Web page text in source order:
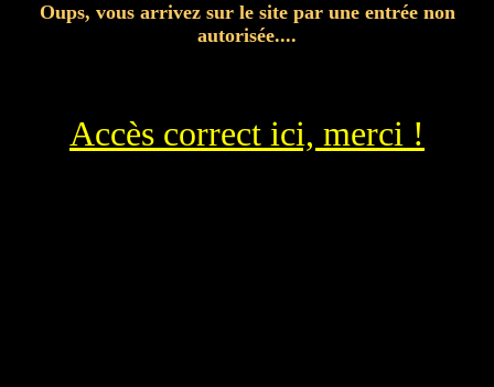
Oups, vous arrivez sur le site par une entrée non
autorisée....
Accès correct ici, merci !